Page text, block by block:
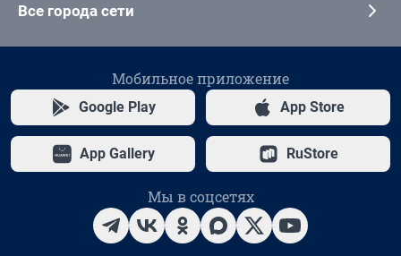
Все города сети
Мобильное приложение
Google Play App Store
App Gallery RuStore
Мы в соцсетях